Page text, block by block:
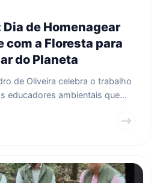
Dia de Homenagear
com a Floresta para
do Planeta
de Oliveira celebra o trabalho
educadores ambientais que